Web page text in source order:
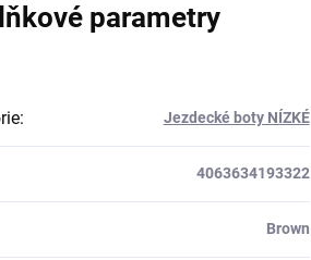
parametry
: Jezdecké boty NÍZKÉ
4063634193322
Brown